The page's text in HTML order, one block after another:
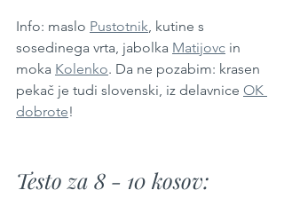
Info: maslo Pustotnik , kutine s
sosedinega vrta, jabolka Matijovc in
moka Kolenko. Da ne pozabim: krasen
pekač je tudi slovenski, iz delavnice OK
dobrote!
Testo za 8 - 10 kosov: